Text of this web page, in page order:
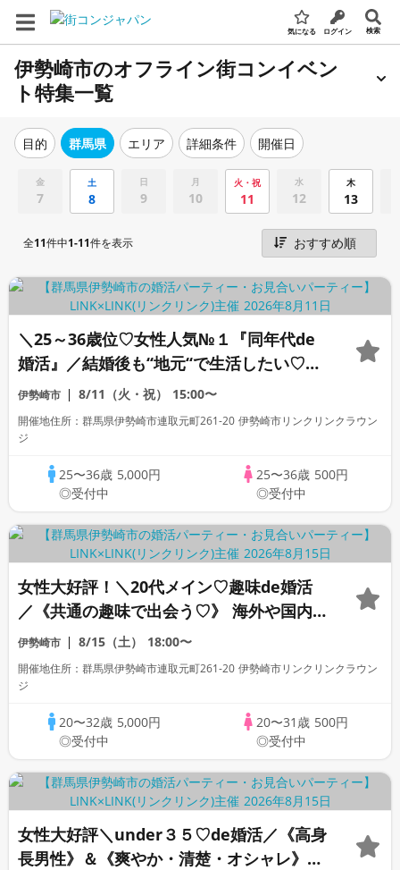
気になる ログイン 検索
伊勢崎市のオフライン街コンイベン
ト特集一覧
目的 群馬県 エリア 詳細条件 開催日
金
7
土
8
日
9
月
10
火・祝
11
水
12
木
13
全11件中1-11件を表示
＼25～36歳位♡女性人気№１『同年代de
婚活』／結婚後も‘‘地元‘‘で生活したい♡
超！高身長＆リード上手な彼/夏
伊勢崎市 8/11（火・祝） 15:00〜
開催地住所：群馬県伊勢崎市連取元町261-20 伊勢崎市リンクリンクラウン
ジ
25〜36歳 5,000円
◎受付中
25〜36歳 500円
◎受付中
女性大好評！＼20代メイン♡趣味de婚活
／《共通の趣味で出会う♡》 海外や国内
旅行・カフェ・散歩・グルメが好き＆年収
500万円以上の男性
伊勢崎市 8/15（土） 18:00〜
開催地住所：群馬県伊勢崎市連取元町261-20 伊勢崎市リンクリンクラウン
ジ
20〜32歳 5,000円
◎受付中
20〜31歳 500円
◎受付中
女性大好評＼under３５♡de婚活／《高身
長男性》＆《爽やか・清楚・オシャレ》な